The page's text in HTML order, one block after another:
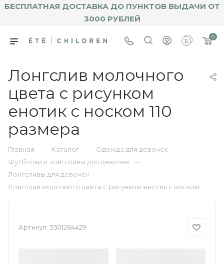
БЕСПЛАТНАЯ ДОСТАВКА ДО ПУНКТОВ ВЫДАЧИ ОТ
3000 РУБЛЕЙ
0
Лонгслив молочного
цвета с рисунком
енотик с носком 110
размера
Главная — Каталог — Одежда для девочек —
Футболки и лонгсливы для девочек —
Лонгсливы для девочек —
Лонгслив молочного цвета с рисунком енотик с носком
Артикул: 3501264429